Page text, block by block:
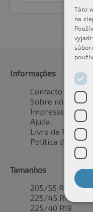
Informações
Contacto
Sobre nós
Impressum
Ajuda
Livro de
Política de
Tamanhos
205/55 R16
225/45 R17
225/40 R18
Táto
na